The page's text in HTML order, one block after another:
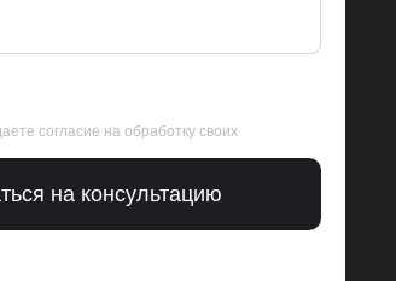
согласие на обработку своих
на консультацию